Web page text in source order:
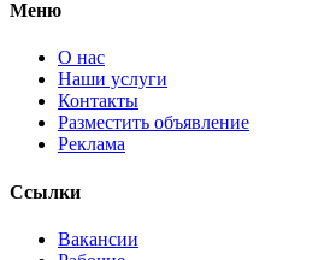
Меню
О нас
Наши услуги
Контакты
Разместить объявление
Реклама
Ссылки
Вакансии